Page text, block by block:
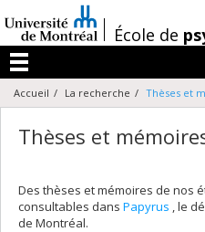
au
contenu
/École de
Menu
Accueil La recherche Thèses et
Thèses et
Des thèses et mémoires de nos
consultables dans Papyrus , le
de Montréal.